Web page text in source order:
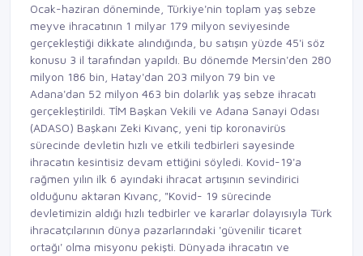
Ocak-haziran döneminde, Türkiye'nin toplam yaş sebze
meyve ihracatının 1 milyar 179 milyon seviyesinde
gerçekleştiği dikkate alındığında, bu satışın yüzde 45'i söz
konusu 3 il tarafından yapıldı. Bu dönemde Mersin'den 280
milyon 186 bin, Hatay'dan 203 milyon 79 bin ve
Adana'dan 52 milyon 463 bin dolarlık yaş sebze ihracatı
gerçekleştirildi. TİM Başkan Vekili ve Adana Sanayi Odası
(ADASO) Başkanı Zeki Kıvanç, yeni tip koronavirüs
sürecinde devletin hızlı ve etkili tedbirleri sayesinde
ihracatın kesintisiz devam ettiğini söyledi. Kovid-19'a
rağmen yılın ilk 6 ayındaki ihracat artışının sevindirici
olduğunu aktaran Kıvanç, "Kovid- 19 sürecinde
devletimizin aldığı hızlı tedbirler ve kararlar dolayısıyla Türk
ihracatçılarının dünya pazarlarındaki 'güvenilir ticaret
ortağı' olma misyonu pekişti. Dünyada ihracatın ve